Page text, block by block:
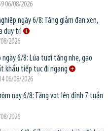
06/08/2026
ngày 6/8: Tăng giảm đan xen,
duy trì
2026
ngày 6/8: Lúa tươi tăng nhẹ, gạo
khẩu tiếp tục đi ngang
06/08/2026
nay 6/8: Tăng vọt lên đỉnh 7 tuần
2026